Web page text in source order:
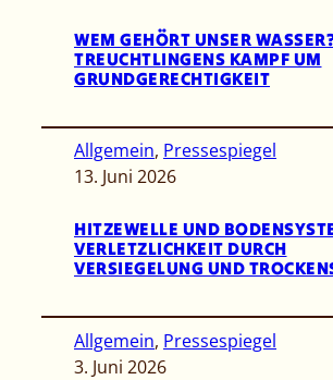
WEM GEHÖRT UNSER
TREUCHTLINGENS KAMPF UM
GRUNDGERECHTIGKEIT
Allgemein, Pressespiegel
13. Juni 2026
HITZEWELLE UND
VERLETZLICHKEIT DURCH
VERSIEGELUNG UND
Allgemein, Pressespiegel
3. Juni 2026